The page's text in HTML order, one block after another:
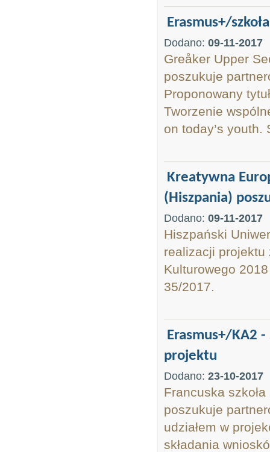
Erasmus+/
Dodano: 09-11-2017
Greåker Upper
poszukuje
Proponowany
Tworzenie
on today’s youth.
Kreatywna
(Hiszpania)
Dodano: 09-11-2017
Hiszpański
realizacji projektu
Kulturowego
35/2017.
Erasmus+/KA2
projektu
Dodano: 23-10-2017
Francuska
poszukuje
udziałem w
składania